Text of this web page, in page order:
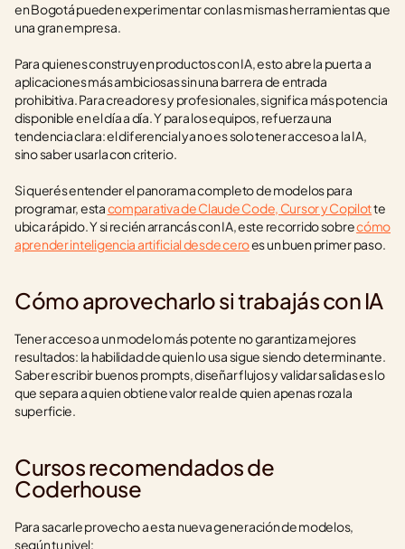
en Bogotá pueden experimentar con las mismas herramientas que
una gran empresa.
Para quienes construyen productos con IA, esto abre la puerta a
aplicaciones más ambiciosas sin una barrera de entrada
prohibitiva. Para creadores y profesionales, significa más potencia
disponible en el día a día. Y para los equipos, refuerza una
tendencia clara: el diferencial ya no es solo tener acceso a la IA,
sino saber usarla con criterio.
Si querés entender el panorama completo de modelos para
programar, esta comparativa de Claude Code, Cursor y Copilot te
ubica rápido. Y si recién arrancás con IA, este recorrido sobre cómo
aprender inteligencia artificial desde cero es un buen primer paso.
Cómo aprovecharlo si trabajás con IA
Tener acceso a un modelo más potente no garantiza mejores
resultados: la habilidad de quien lo usa sigue siendo determinante.
Saber escribir buenos prompts, diseñar flujos y validar salidas es lo
que separa a quien obtiene valor real de quien apenas roza la
superficie.
Cursos recomendados de
Coderhouse
Para sacarle provecho a esta nueva generación de modelos,
según tu nivel: